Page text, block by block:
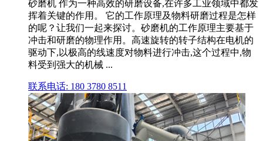
砂磨机 作为一种高效的研磨设备,在许多工业领域中都发
挥着关键的作用。 它的工作原理及物料研磨过程是怎样
的呢？让我们一起来探讨。砂磨机的工作原理主要基于
冲击和研磨的物理作用。高速旋转的转子结构在电机的
驱动下,以极高的线速度对物料进行冲击,这个过程中,物
料受到强大的机械 ...
联系电话: 180 3780 8511